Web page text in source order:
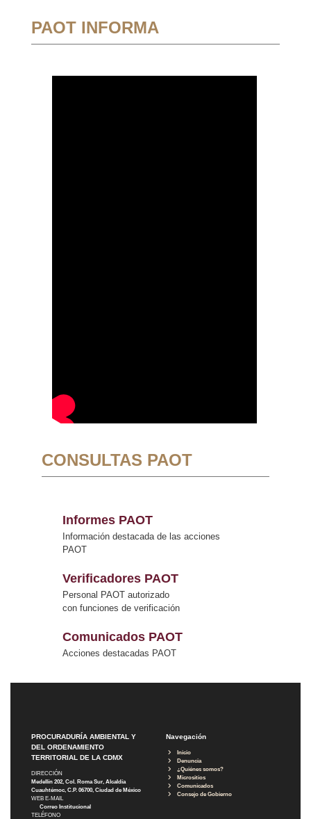
PAOT INFORMA
CONSULTAS PAOT
Informes PAOT
Información destacada de las acciones
PAOT
Verificadores PAOT
Personal PAOT autorizado
con funciones de verificación
Comunicados PAOT
Acciones destacadas PAOT
PROCURADURÍA AMBIENTAL Y
DEL ORDENAMIENTO
TERRITORIAL DE LA CDMX
DIRECCIÓN
Medellín 202, Col. Roma Sur, Alcaldía
Cuauhtémoc, C.P. 06700, Ciudad de México
WEB E-MAIL
Correo Institucional
TELÉFONO
Navegación
Inicio
Denuncia
¿Quiénes somos?
Micrositios
Comunicados
Consejo de Gobierno